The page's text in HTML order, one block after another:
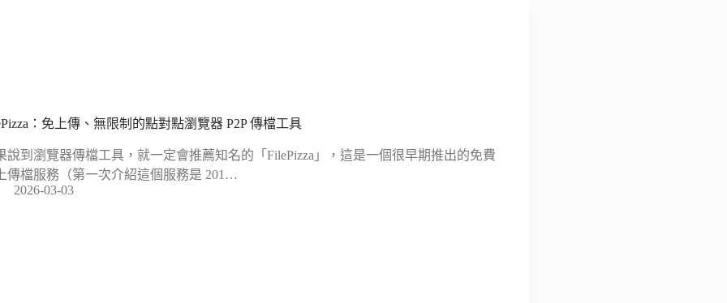
：免上傳、無限制的點對點瀏覽器 P2P 傳檔工具
說到瀏覽器傳檔工具，就一定會推薦知名的「FilePizza」，這是一個很早期推出的免費
傳檔服務（第一次介紹這個服務是 201…
2026-03-03